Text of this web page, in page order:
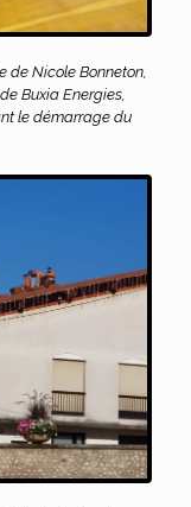
de Nicole Bonneton,
Buxia Energies,
le démarrage du